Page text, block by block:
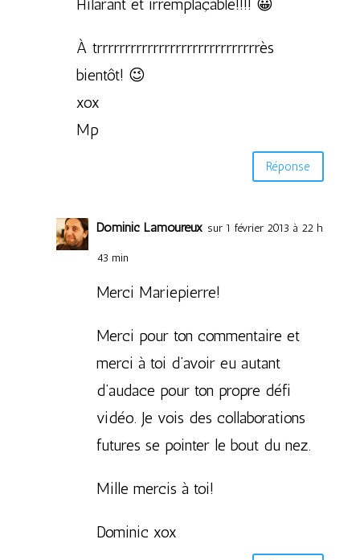
Hilarant et irremplaçable!!!! 😀
À trrrrrrrrrrrrrrrrrrrrrrrrrrrrrès
bientôt! 😉
xox
Mp
Réponse
Dominic Lamoureux sur 1 février 2013 à 22 h
43 min
Merci Mariepierre!
Merci pour ton commentaire et
merci à toi d’avoir eu autant
d’audace pour ton propre défi
vidéo. Je vois des collaborations
futures se pointer le bout du nez.
Mille mercis à toi!
Dominic xox